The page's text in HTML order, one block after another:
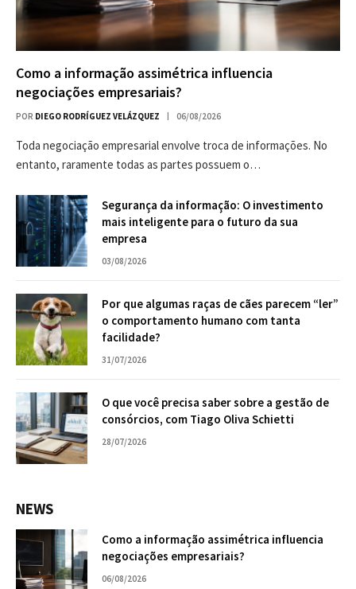
Como a informação assimétrica influencia
negociações empresariais?
POR DIEGO RODRÍGUEZ VELÁZQUEZ 06/08/2026
Toda negociação empresarial envolve troca de informações. No
entanto, raramente todas as partes possuem o…
Segurança da informação: O investimento
mais inteligente para o futuro da sua
empresa
03/08/2026
Por que algumas raças de cães parecem “ler”
o comportamento humano com tanta
facilidade?
31/07/2026
O que você precisa saber sobre a gestão de
consórcios, com Tiago Oliva Schietti
28/07/2026
NEWS
Como a informação assimétrica influencia
negociações empresariais?
06/08/2026